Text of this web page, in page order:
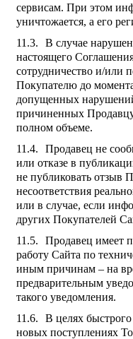
сервисам. При этом
уничтожается, а его
В случае
настоящего
сотрудничество и/или
Покупателю до
допущенных
причиненных
полном объеме.
Продавец не
или отказе в
не публиковать отзыв
несоответствия
или в случае, если
других Покупателей
Продавец имеет
работу Сайта по
иным причинам – на
предварительным
такого уведомления.
В целях
новых поступлениях